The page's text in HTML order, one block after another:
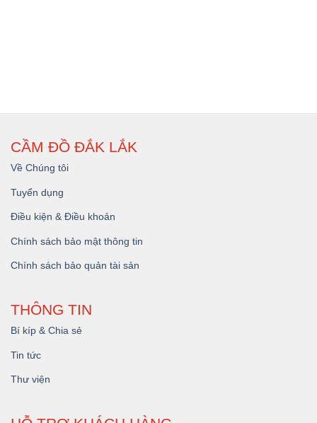
CẦM ĐỒ ĐẮK LẮK
Về Chúng tôi
Tuyển dụng
Điều kiện & Điều khoản
Chính sách bảo mật thông tin
Chính sách bảo quản tài sản
THÔNG TIN
Bí kíp & Chia sẻ
Tin tức
Thư viện